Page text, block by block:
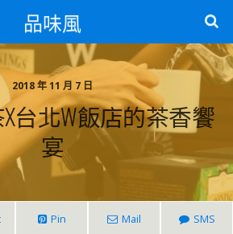
品味風
2018 年 11 月 7 日
台北W飯店的茶香饗
宴
Pin Mail SMS